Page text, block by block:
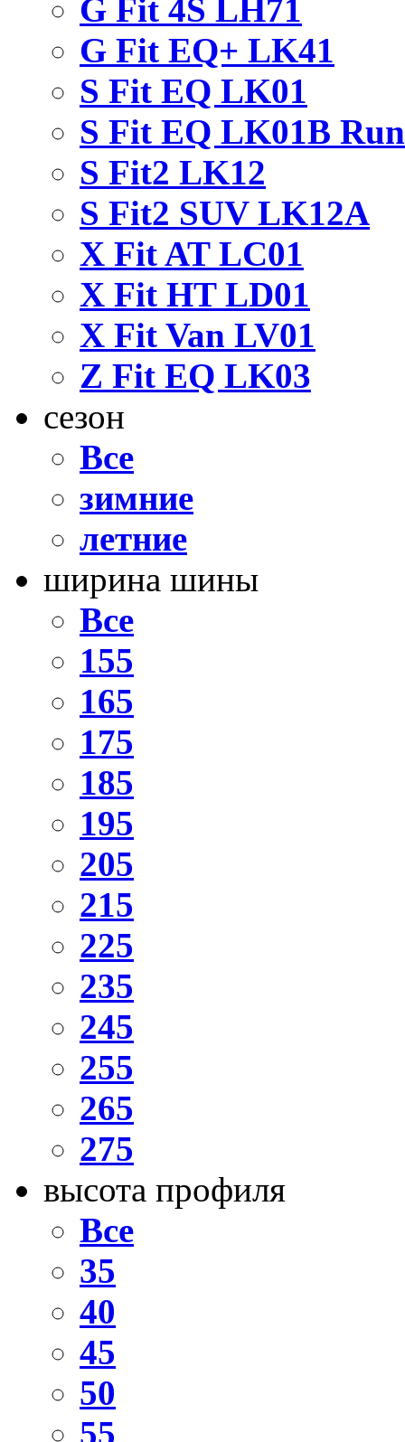
G Fit 4S LH71
G Fit EQ+ LK41
S Fit EQ LK01
S Fit EQ LK01B
S Fit2 LK12
S Fit2 SUV LK12A
X Fit AT LC01
X Fit HT LD01
X Fit Van LV01
Z Fit EQ LK03
сезон
Все
зимние
летние
ширина шины
Все
155
165
175
185
195
205
215
225
235
245
255
265
275
высота профиля
Все
35
40
45
50
55